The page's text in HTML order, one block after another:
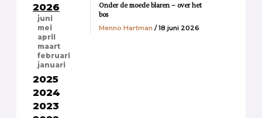
2026
juni
mei
april
maart
februari
januari
2025
2024
2023
Onder de moede blaren – over het
bos
Menno Hartman / 18 juni 2026